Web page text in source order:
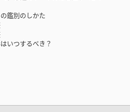
鑑別のしかた
いつするべき？